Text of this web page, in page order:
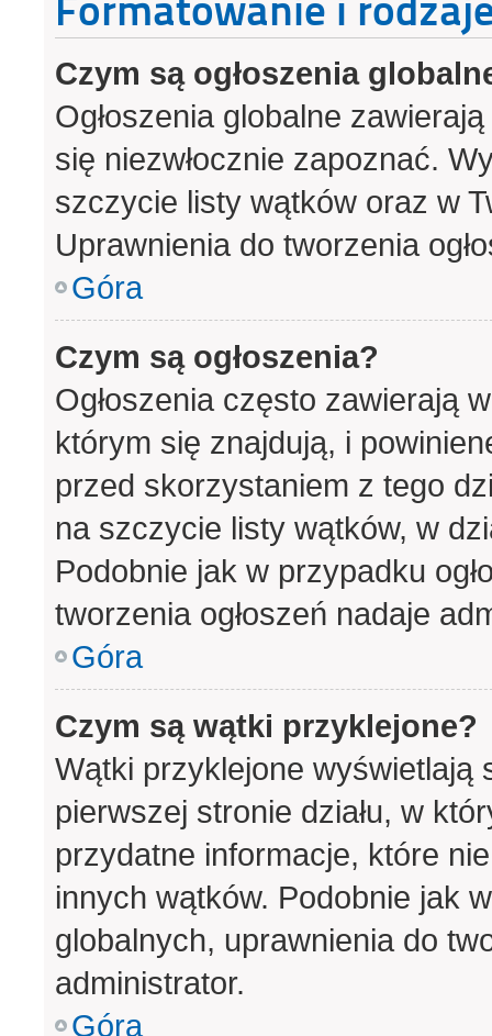
Czym są ogłoszenia
Ogłoszenia globalne
się niezwłocznie zapoznać.
szczycie listy wątków oraz w
Uprawnienia do tworzenia
Góra
Czym są ogłoszenia?
Ogłoszenia często zawierają
którym się znajdują, i
przed skorzystaniem z tego
na szczycie listy wątków, w
Podobnie jak w przypadku
tworzenia ogłoszeń nadaje
Góra
Czym są wątki przyklejone?
Wątki przyklejone wyświetlają
pierwszej stronie działu, w
przydatne informacje, które
innych wątków. Podobnie jak
globalnych, uprawnienia do
administrator.
Góra